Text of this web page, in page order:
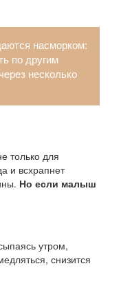
насморком:
по другим
несколько
только для
и всхрапнет
Но если малыш
утром,
снизится